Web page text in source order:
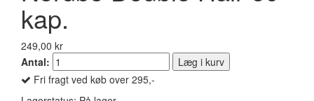
kap.
249,00 kr
Antal:
Læg i kurv
Fri fragt ved køb over 295,-